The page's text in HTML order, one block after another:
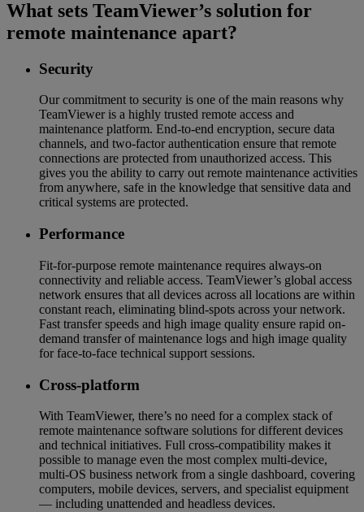
What sets TeamViewer’s solution for
remote maintenance apart?
Security
Our commitment to security is one of the main reasons why
TeamViewer is a highly trusted remote access and
maintenance platform. End-to-end encryption, secure data
channels, and two-factor authentication ensure that remote
connections are protected from unauthorized access. This
gives you the ability to carry out remote maintenance activities
from anywhere, safe in the knowledge that sensitive data and
critical systems are protected.
Performance
Fit-for-purpose remote maintenance requires always-on
connectivity and reliable access. TeamViewer’s global access
network ensures that all devices across all locations are within
constant reach, eliminating blind-spots across your network.
Fast transfer speeds and high image quality ensure rapid on-
demand transfer of maintenance logs and high image quality
for face-to-face technical support sessions.
Cross-platform
With TeamViewer, there’s no need for a complex stack of
remote maintenance software solutions for different devices
and technical initiatives. Full cross-compatibility makes it
possible to manage even the most complex multi-device,
multi-OS business network from a single dashboard, covering
computers, mobile devices, servers, and specialist equipment
— including unattended and headless devices.